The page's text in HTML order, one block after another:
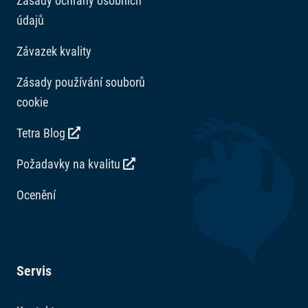
údajů
Závazek kvality
Zásady používání souborů
cookie
Tetra Blog
Požadavky na kvalitu
Ocenění
Servis